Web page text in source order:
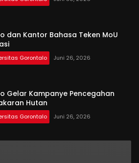
dan Kantor Bahasa Teken MoU
Gorontalo Juni 26, 2026
Gelar Kampanye Pencegahan
Hutan
Gorontalo Juni 26, 2026